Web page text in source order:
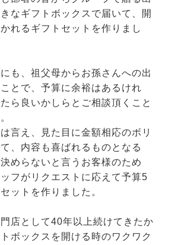
なギフトボックスで届いて、開
れるギフトセットを作りまし
も、祖父母からお孫さんへの出
とで、予算に余裕はあるけれ
ら良いかしらとご相談頂くこと
言え、見た目に金額相応のボリ
、内容も喜ばれるものとなる
めらないと言うお客様のため
フがリクエストに応えて予算5
ットを作りました。
店として40年以上続けてきたか
ボックスを開ける時のワクワク